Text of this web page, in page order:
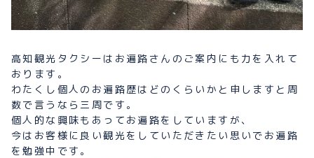
WEBで予約
高知観光タクシーはお遍路さんのご案内にも力を入れて
おります。
わたくし個人のお遍路歴はどのくらいかと申しますと周
数で言うなら三周です。
個人的な興味もあってお遍路をしていますが、
今はお客様に良い観光をしていただきたい思いでお遍路
を勉強中です。